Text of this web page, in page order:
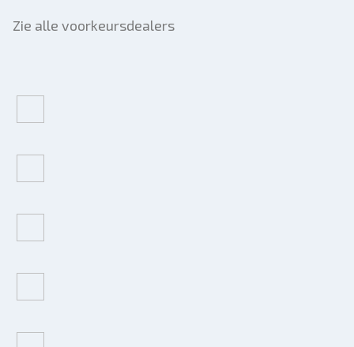
Zie alle voorkeursdealers